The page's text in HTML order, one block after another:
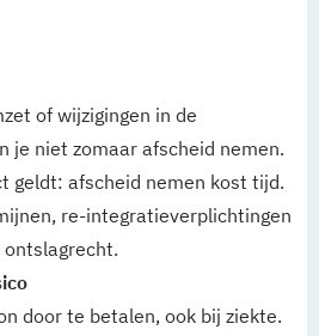
of wijzigingen in de
je niet zomaar afscheid nemen.
geldt: afscheid nemen kost tijd.
re-integratieverplichtingen
door te betalen, ook bij ziekte.